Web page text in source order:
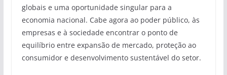
globais e uma oportunidade singular para a
economia nacional. Cabe agora ao poder público, às
empresas e à sociedade encontrar o ponto de
equilíbrio entre expansão de mercado, proteção ao
consumidor e desenvolvimento sustentável do setor.